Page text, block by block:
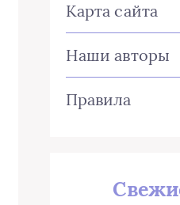
Карта сайта
Наши авторы
Правила